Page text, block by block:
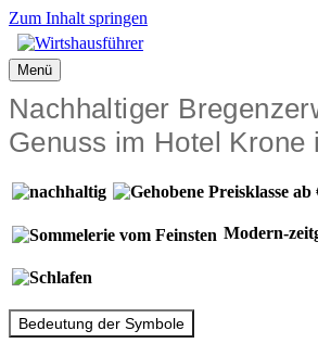
Zum Inhalt springen
Menü
Nachhaltiger
Genuss im Hotel Krone
Modern-
Bedeutung der Symbole